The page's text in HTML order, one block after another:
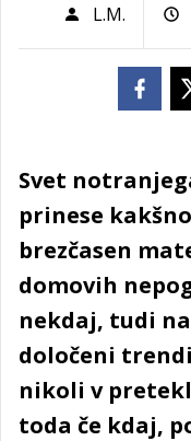
L.M.
Svet
prinese
brezčasen
domovih
nekdaj, tudi
določeni
nikoli v
toda če kdaj,